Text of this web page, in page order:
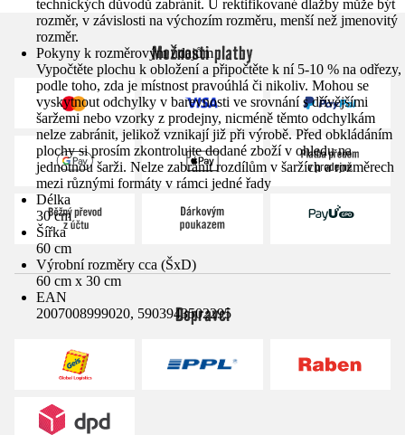
technických důvodů zabránit. U rektifikované dlažby může být
rozměr, v závislosti na výchozím rozměru, menší než jmenovitý
rozměr.
Pokyny k rozměrovým údajům
Vypočtěte plochu k obložení a připočtěte k ní 5-10 % na odřezy,
podle toho, zda je místnost pravoúhlá či nikoliv. Mohou se
vyskytnout odchylky v barevnosti ve srovnání s dřívějšími
šaržemi nebo vzorky z prodejny, nicméně těmto odchylkám
nelze zabránit, jelikož vznikají již při výrobě. Před obkládáním
plochy si prosím zkontrolujte dodané zboží v ohledu na
jednotnou šarži. Nelze zabránit rozdílům v šaržích a rozměrech
mezi různými formáty v rámci jedné řady
Délka
30 cm
Šířka
60 cm
Výrobní rozměry cca (ŠxD)
60 cm x 30 cm
EAN
2007008999020, 5903943502295
Možnosti platby
Dopravci